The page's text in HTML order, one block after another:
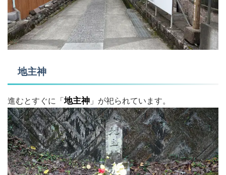
地主神
進むとすぐに「地主神 」が祀られています。